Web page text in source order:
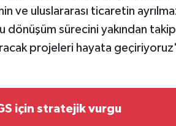
ve uluslararası ticaretin
dönüşüm sürecini yakından takip
projeleri hayata
için stratejik vurgu